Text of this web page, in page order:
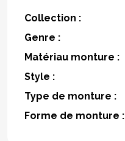
Collection :
Genre :
Matériau monture :
Style :
Type de monture :
Forme de monture :